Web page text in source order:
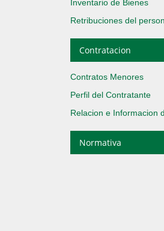
Inventario de Bienes
Retribuciones del
Contratacion
Contratos Menores
Perfil del Contratante
Relacion e Informacion
Normativa